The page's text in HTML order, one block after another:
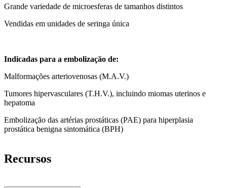
Grande variedade de microesferas de tamanhos distintos
Vendidas em unidades de seringa única
Indicadas para a embolização de:
Malformações arteriovenosas (M.A.V.)
Tumores hipervasculares (T.H.V.), incluindo miomas uterinos e
hepatoma
Embolização das artérias prostáticas (PAE) para hiperplasia
prostática benigna sintomática (BPH)
Recursos